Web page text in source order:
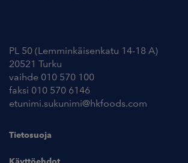
PL 50 (Lemminkäisenkatu 14-18 A)
20521 Turku
vaihde 010 570 100
faksi 010 570 6146
etunimi.sukunimi@hkfoods.com
Tietosuoja
Käyttöehdot